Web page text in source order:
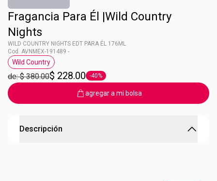
Fragancia Para Él |Wild Country
Nights
WILD COUNTRY NIGHTS EDT PARA ÉL 176ML
Cod. AVNMEX-191489 -
Etiqueta Wild Country
Wild Country
de: $ 380.00$ 228.00 Etiqueta -40%
-40%
agregar a mi bolsa
Descripción